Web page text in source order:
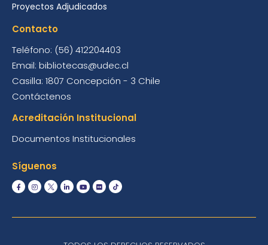
Proyectos Adjudicados
Contacto
Teléfono: (56) 412204403
Email: bibliotecas@udec.cl
Casilla: 1807 Concepción - 3 Chile
Contáctenos
Acreditación Institucional
Documentos Institucionales
Síguenos